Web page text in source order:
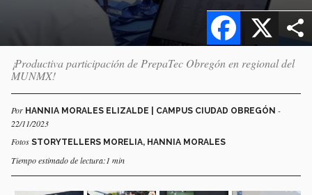
X
Facebook
¡Productiva participación de PrepaTec Obregón en regional del
MUNMX!
Por HANNIA MORALES ELIZALDE | CAMPUS CIUDAD OBREGÓN -
22/11/2023
Fotos STORYTELLERS MORELIA, HANNIA MORALES
Tiempo estimado de lectura:1 min